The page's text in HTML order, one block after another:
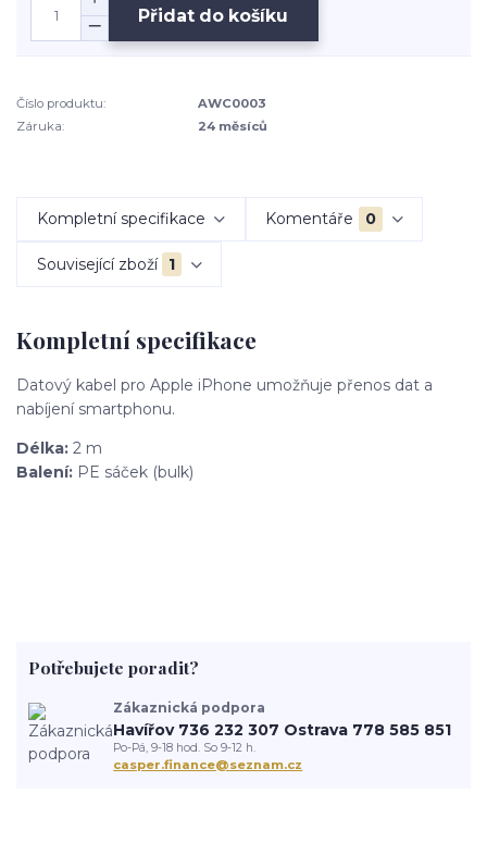
Přidat do košíku
Číslo produktu:
AWC0003
Záruka:
24 měsíců
Kompletní specifikace Komentáře 0
Související zboží 1
Kompletní specifikace
Datový kabel pro Apple iPhone umožňuje přenos dat a
nabíjení smartphonu.
Délka: 2 m
Balení: PE sáček (bulk)
Potřebujete poradit?
Zákaznická podpora
Havířov 736 232 307 Ostrava 778 585 851
Po-Pá, 9-18 hod. So 9-12 h.
casper.finance@seznam.cz